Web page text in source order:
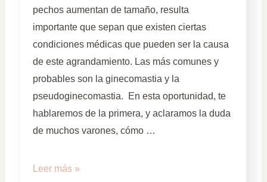
pechos aumentan de tamaño, resulta
importante que sepan que existen ciertas
condiciones médicas que pueden ser la causa
de este agrandamiento. Las más comunes y
probables son la ginecomastia y la
pseudoginecomastia. En esta oportunidad, te
hablaremos de la primera, y aclaramos la duda
de muchos varones, cómo …
Leer más »